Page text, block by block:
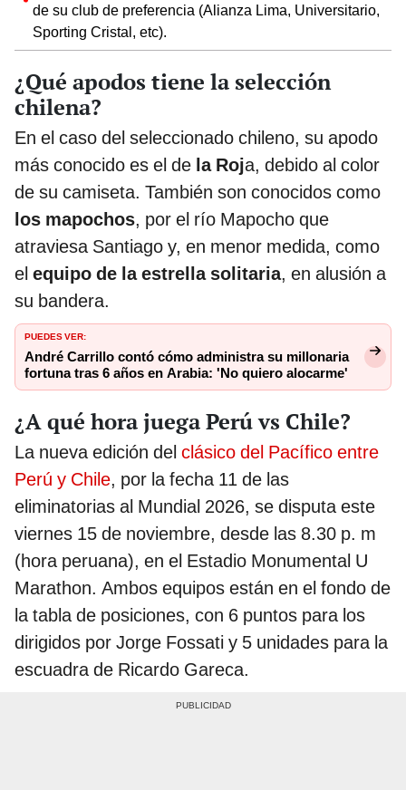
de su club de preferencia (Alianza Lima, Universitario,
Sporting Cristal, etc).
¿Qué apodos tiene la selección
chilena?
En el caso del seleccionado chileno, su apodo
más conocido es el de la Roja, debido al color
de su camiseta. También son conocidos como
los mapochos, por el río Mapocho que
atraviesa Santiago y, en menor medida, como
el equipo de la estrella solitaria, en alusión a
su bandera.
PUEDES VER:
André Carrillo contó cómo administra su millonaria
fortuna tras 6 años en Arabia: 'No quiero alocarme'
¿A qué hora juega Perú vs Chile?
La nueva edición del clásico del Pacífico entre
Perú y Chile, por la fecha 11 de las
eliminatorias al Mundial 2026, se disputa este
viernes 15 de noviembre, desde las 8.30 p. m
(hora peruana), en el Estadio Monumental U
Marathon. Ambos equipos están en el fondo de
la tabla de posiciones, con 6 puntos para los
dirigidos por Jorge Fossati y 5 unidades para la
escuadra de Ricardo Gareca.